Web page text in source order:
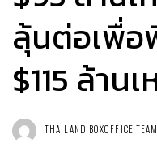
ลุ้นต่อเพื่
$115 ล้าน
THAILAND BOXOFFICE TEAM